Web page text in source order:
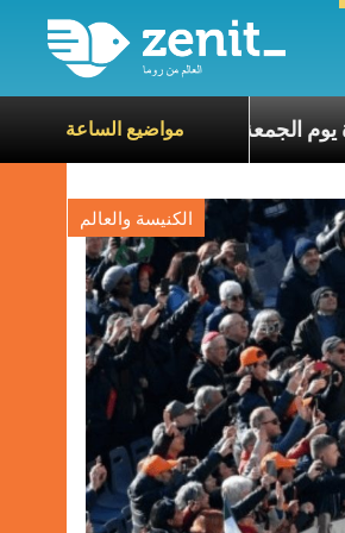
مواضيع الساعة
عناوين نشرة يوم الجمعة 7 آب 2026: السلام يُبنى بصبر يومًا بعد يوم
الكنيسة والعالم